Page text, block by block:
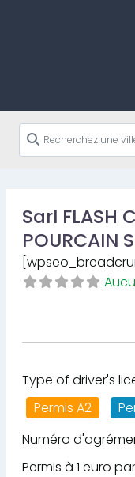
Sarl FLASH
POURCAIN
Type of driver's
Permis A2
Numéro
Permis à 1 euro